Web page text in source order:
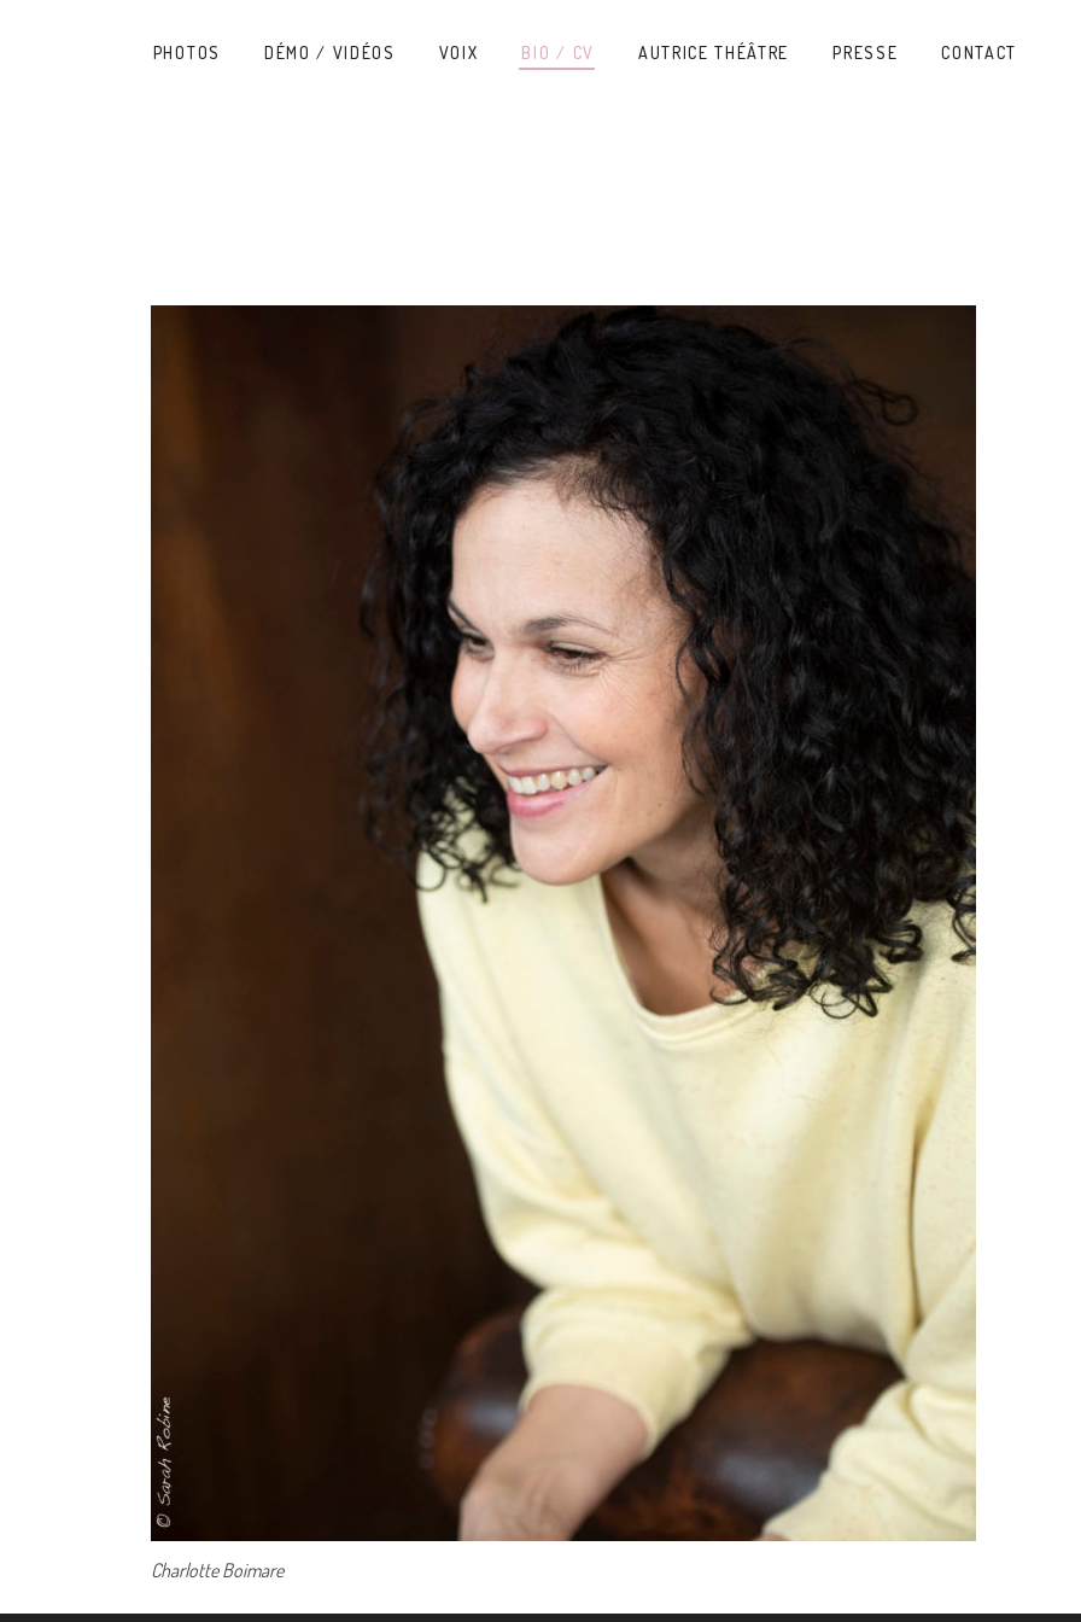
PHOTOS DÉMO / VIDÉOS VOIX BIO / CV AUTRICE THÉÂTRE PRESSE CONTACT
Charlotte Boimare